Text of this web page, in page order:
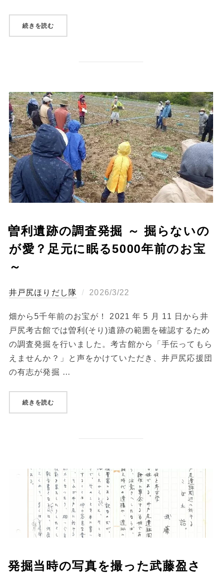
続きを読む
曽利遺跡の調査発掘 ～ 掘らないの
が愛？足元に眠る5000年前のお宝
～
ほりだし隊
投
日:
2026/3/22
畑から5千年前のお宝が！ 2021 年 5 月 11 日から井
戸尻考古館では曽利(そり)遺跡の範囲を確認するため
の調査発掘を行いました。考古館から「手伝ってもら
えませんか？」と声をかけていただき、井戸尻応援団
の有志が発掘 …
続きを読む
発掘当時の写真を撮った武藤盈さ